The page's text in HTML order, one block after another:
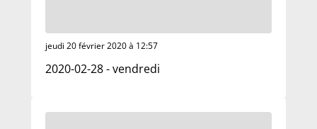
jeudi 20 février 2020 à 12:57
2020-02-28 - vendredi